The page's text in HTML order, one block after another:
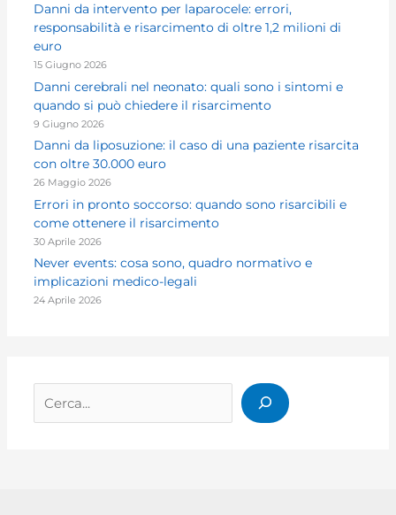
Danni da intervento per laparocele: errori,
responsabilità e risarcimento di oltre 1,2 milioni di
euro
15 Giugno 2026
Danni cerebrali nel neonato: quali sono i sintomi e
quando si può chiedere il risarcimento
9 Giugno 2026
Danni da liposuzione: il caso di una paziente risarcita
con oltre 30.000 euro
26 Maggio 2026
Errori in pronto soccorso: quando sono risarcibili e
come ottenere il risarcimento
30 Aprile 2026
Never events: cosa sono, quadro normativo e
implicazioni medico-legali
24 Aprile 2026